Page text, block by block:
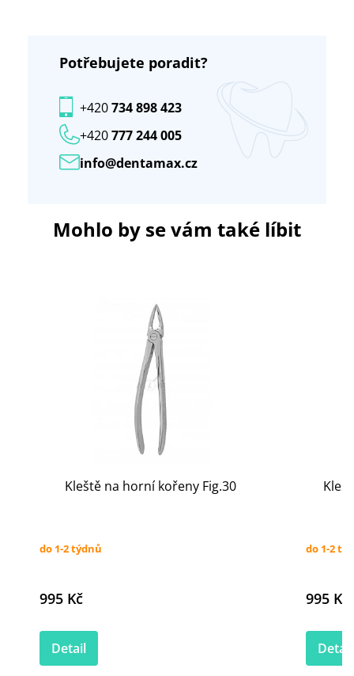
Potřebujete poradit?
info@dentamax.cz
+420777 244 005
+420734 898 423
Mohlo by se vám také líbit
Kleště na horní kořeny Fig.30
do 1-2 týdnů
995 Kč
Detail
do 1-2
995 Kč
Detail